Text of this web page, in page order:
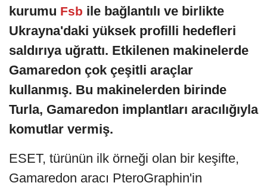
kurumu Fsb ile bağlantılı ve birlikte
Ukrayna'daki yüksek profilli hedefleri
saldırıya uğrattı. Etkilenen makinelerde
Gamaredon çok çeşitli araçlar
kullanmış. Bu makinelerden birinde
Turla, Gamaredon implantları aracılığıyla
komutlar vermiş.
ESET, türünün ilk örneği olan bir keşifte,
Gamaredon aracı PteroGraphin'in